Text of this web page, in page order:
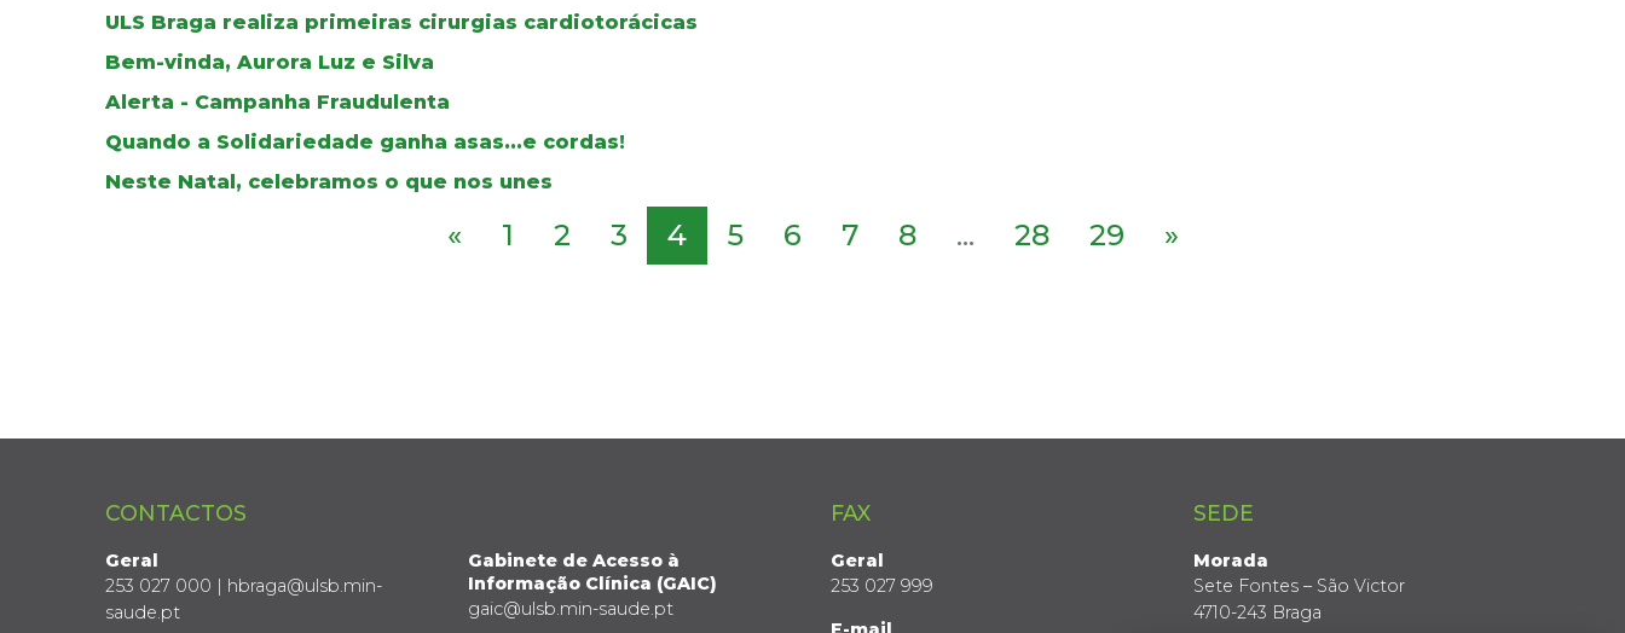
ULS Braga realiza primeiras cirurgias cardiotorácicas
Bem-vinda, Aurora Luz e Silva
Alerta - Campanha Fraudulenta
Quando a Solidariedade ganha asas...e cordas!
Neste Natal, celebramos o que nos unes
« 1 2 3 4 5 6 7 8 ... 28 29 »
CONTACTOS
Geral
253 027 000 | hbraga@ulsb.min-
saude.pt
Gabinete de Acesso à
Informação Clínica (GAIC)
gaic@ulsb.min-saude.pt
FAX
Geral
253 027 999
SEDE
Morada
Sete Fontes – São Victor
4710-243 Braga